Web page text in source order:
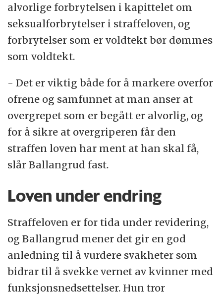
alvorlige forbrytelsen i kapittelet om
seksualforbrytelser i straffeloven, og
forbrytelser som er voldtekt bør dømmes
som voldtekt.
- Det er viktig både for å markere overfor
ofrene og samfunnet at man anser at
overgrepet som er begått er alvorlig, og
for å sikre at overgriperen får den
straffen loven har ment at han skal få,
slår Ballangrud fast.
Loven under endring
Straffeloven er for tida under revidering,
og Ballangrud mener det gir en god
anledning til å vurdere svakheter som
bidrar til å svekke vernet av kvinner med
funksjonsnedsettelser. Hun tror